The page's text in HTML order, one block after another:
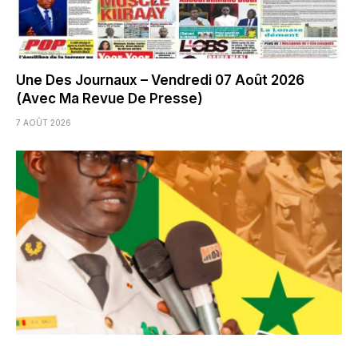
Une Des Journaux – Vendredi 07 Août 2026
(Avec Ma Revue De Presse)
7 AOÛT 2026